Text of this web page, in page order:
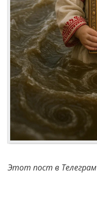
Этот пост в Телеграм